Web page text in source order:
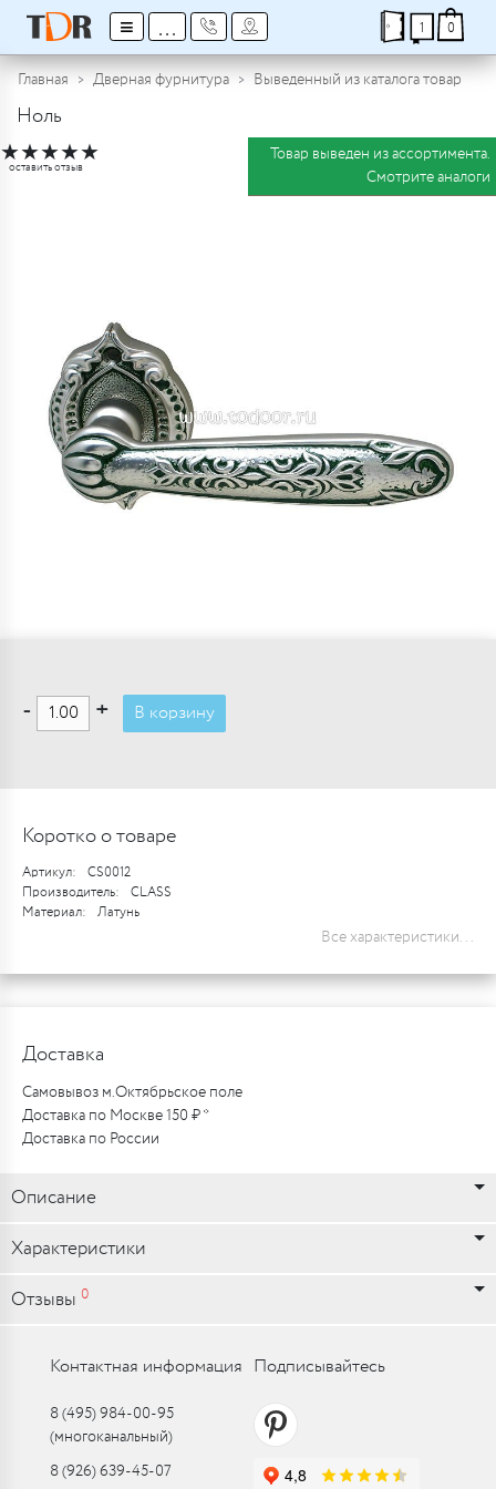
≡ ... 1 0
Главная Дверная фурнитура Выведенный из каталога товар
Ноль
★★★★★
оставить отзыв
Товар выведен из ассортимента.
Смотрите аналоги
- + В корзину
Коротко о товаре
Артикул:
CS0012
Производитель:
CLASS
Материал:
Латунь
Все характеристики...
Доставка
Самовывоз м.Октябрьское поле
Доставка по Москве 150 ₽ *
Доставка по России
Описание
Характеристики
Отзывы 0
Контактная информация
8 (495) 984-00-95
(многоканальный)
8 (926) 639-45-07
Подписывайтесь